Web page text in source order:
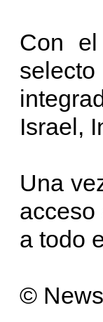
Con
Israel,
Una
acceso
a todo
©